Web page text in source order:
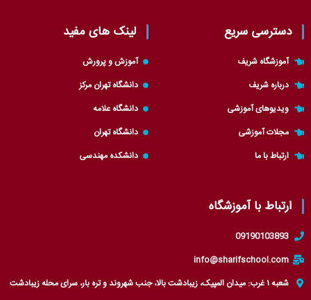
s
a
p
p
i
t
t
e
r
دسترسی سریع
آموزشگاه شریف
درباره شریف
ویدیوهای آموزشی
مجلات آموزشی
ارتباط با ما
لینک های مفید
آموزش و پرورش
دانشگاه تهران مرکز
دانشگاه علامه
دانشگاه تهران
دانشکده مهندسی
ارتباط با آموزشگاه
09190103893
info@sharifschool.com
شعبه ۱ غرب: میدان المپیک، زیبادشت بالا، جنب شهروند و تره بار، سرای محله زیبادشت